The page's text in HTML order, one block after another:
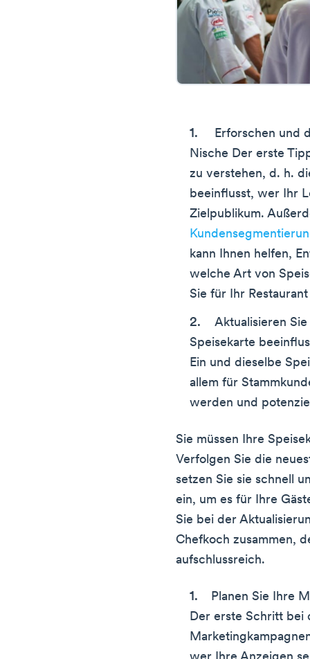
Erforschen und
Nische Der erste
zu verstehen, d. h.
beeinflusst, wer Ihr
Zielpublikum.
kann Ihnen helfen,
welche Art von
Sie für Ihr
Aktualisieren
Speisekarte
Ein und dieselbe
allem für
werden und
Sie müssen Ihre
Verfolgen Sie die
setzen Sie sie schnell
ein, um es für Ihre
Sie bei der
Chefkoch zusammen,
aufschlussreich.
Planen Sie Ihre
Der erste Schritt bei